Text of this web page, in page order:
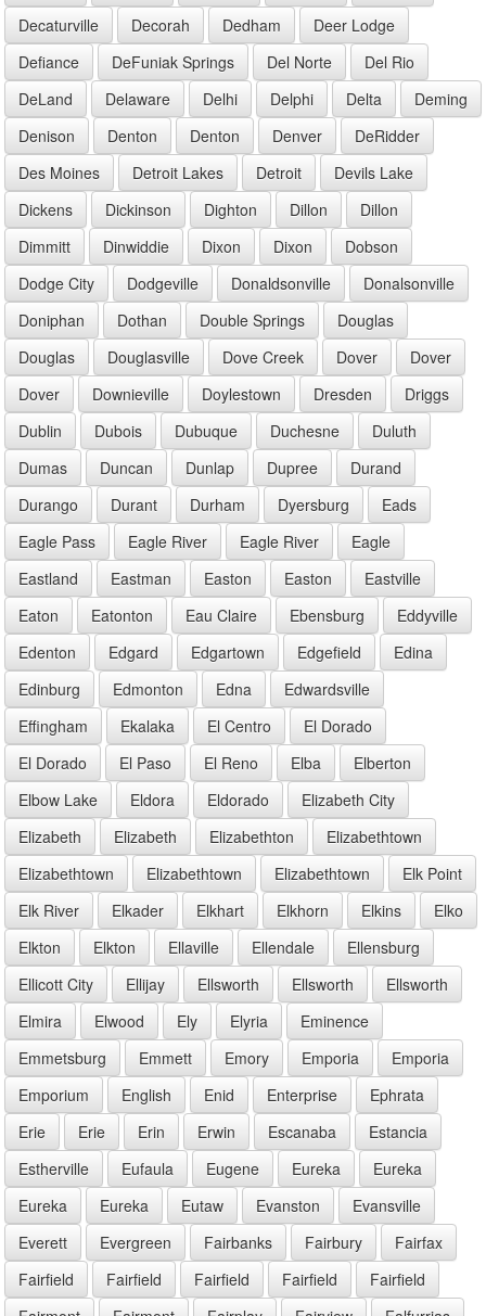
Decaturville
Decorah Dedham
Deer Lodge
Defiance
DeFuniak Springs Del Norte
Del Rio
DeLand
Delaware Delhi Delphi Delta
Deming
Denison
Denton Denton Denver
DeRidder
Des Moines
Detroit Lakes Detroit
Devils Lake
Dickens
Dickinson Dighton Dillon
Dillon
Dimmitt
Dinwiddie Dixon Dixon
Dobson
Dodge City
Dodgeville Donaldsonville
Donalsonville
Doniphan
Dothan Double Springs
Douglas
Douglas
Douglasville Dove Creek Dover
Dover
Dover
Downieville Doylestown Dresden
Driggs
Dublin
Dubois Dubuque Duchesne
Duluth
Dumas
Duncan Dunlap Dupree
Durand
Durango
Durant Durham Dyersburg
Eads
Eagle Pass
Eagle River Eagle River
Eagle
Eastland
Eastman Easton Easton
Eastville
Eaton
Eatonton Eau Claire Ebensburg
Eddyville
Edenton
Edgard Edgartown Edgefield
Edina
Edinburg
Edmonton Edna
Edwardsville
Effingham
Ekalaka El Centro
El Dorado
El Dorado
El Paso El Reno Elba
Elberton
Elbow Lake
Eldora Eldorado
Elizabeth City
Elizabeth
Elizabeth Elizabethton
Elizabethtown
Elizabethtown
Elizabethtown Elizabethtown
Elk Point
Elk River
Elkader Elkhart Elkhorn Elkins
Elko
Elkton
Elkton Ellaville Ellendale
Ellensburg
Ellicott City
Ellijay Ellsworth Ellsworth
Ellsworth
Elmira
Elwood Ely Elyria
Eminence
Emmetsburg
Emmett Emory Emporia
Emporia
Emporium
English Enid Enterprise
Ephrata
Erie
Erie Erin Erwin Escanaba
Estancia
Estherville
Eufaula Eugene Eureka
Eureka
Eureka
Eureka Eutaw Evanston
Evansville
Everett
Evergreen Fairbanks Fairbury
Fairfax
Fairfield
Fairfield Fairfield Fairfield
Fairfield